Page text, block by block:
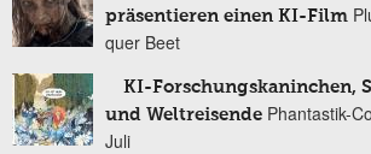
präsentieren einen KI-Film
quer Beet
KI-Forschungskaninchen,
und Weltreisende Phantastik-
Juli